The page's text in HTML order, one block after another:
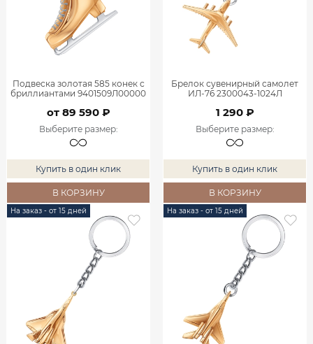
Подвеска золотая 585 конек с
бриллиантами 9401509Л00000
от 89 590 ₽
Выберите размер:
Купить в один клик
В КОРЗИНУ
Брелок сувенирный самолет
ИЛ-76 2300043-1024Л
1 290 ₽
Выберите размер:
Купить в один клик
В КОРЗИНУ
На заказ - от 15 дней На заказ - от 15 дней